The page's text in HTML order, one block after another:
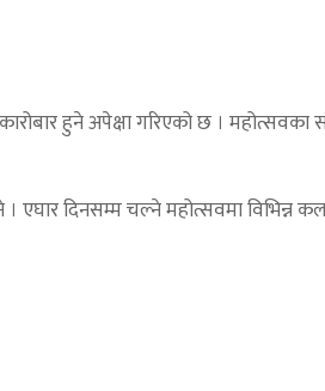
हुने अपेक्षा गरिएको छ ।
दिनसम्म चल्ने महोत्सवमा विभिन्न